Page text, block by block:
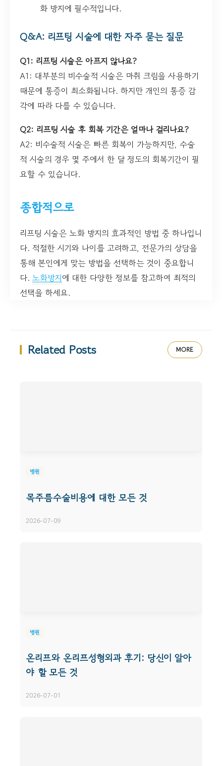
화 방지에 필수적입니다.
Q&A: 리프팅 시술에 대한 자주 묻는 질문
Q1: 리프팅 시술은 아프지 않나요?
A1: 대부분의 비수술적 시술은 마취 크림을 사용하기
때문에 통증이 최소화됩니다. 하지만 개인의 통증 감
각에 따라 다를 수 있습니다.
Q2: 리프팅 시술 후 회복 기간은 얼마나 걸리나요?
A2: 비수술적 시술은 빠른 회복이 가능하지만, 수술
적 시술의 경우 몇 주에서 한 달 정도의 회복기간이 필
요할 수 있습니다.
종합적으로
리프팅 시술은 노화 방지의 효과적인 방법 중 하나입니
다. 적절한 시기와 나이를 고려하고, 전문가의 상담을
통해 본인에게 맞는 방법을 선택하는 것이 중요합니
다. 노화방지에 대한 다양한 정보를 참고하여 최적의
선택을 하세요.
Related Posts MORE
병원
목주름수술비용에 대한 모든 것
2026-07-09
병원
온리프와 온리프성형외과 후기: 당신이 알아
야 할 모든 것
2026-07-01